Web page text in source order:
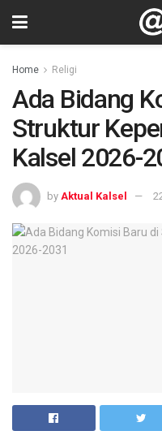
Home Religi
Ada Bidang
Struktur
Kalsel 2026-
by Aktual Kalsel